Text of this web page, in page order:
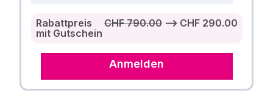
Rabattpreis
mit Gutschein
CHF 790.00⟶ CHF 290.00
Anmelden